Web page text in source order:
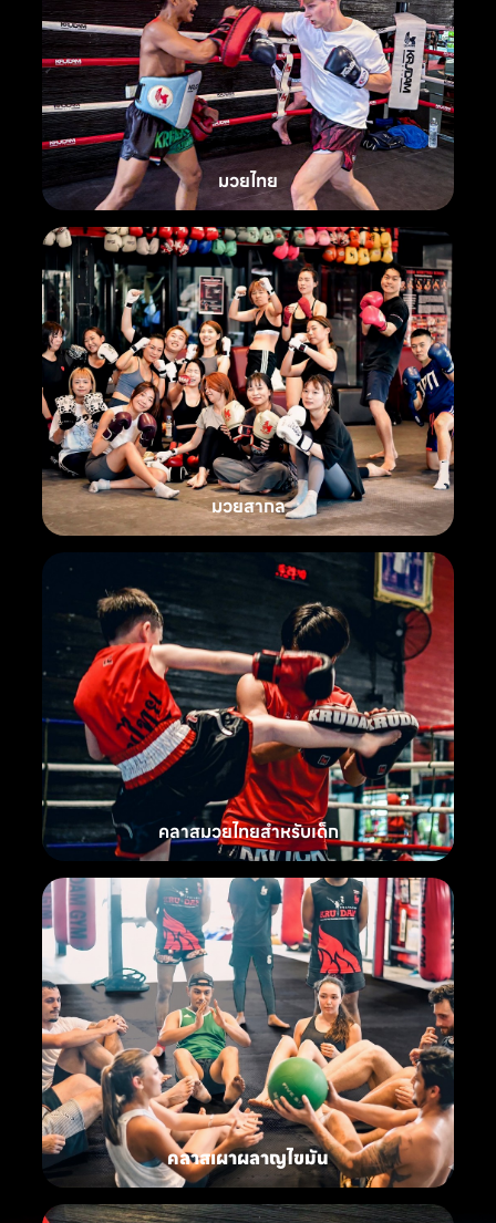
มวยไทย
มวยสากล
คลาสมวยไทยสำหรับเด็ก
คลาสเผาผลาญไขมัน